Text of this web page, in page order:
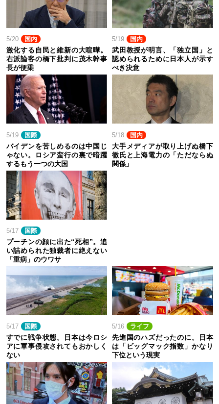
5/20 国内
激化する自民と維新の大喧嘩。
右派論客の橋下批判に茂木幹事
長が便乗
5/19 国内
武田教授が明言、「独立国」と
認められるために日本人が示す
べき決意
5/19 国際
バイデンを苦しめるのは中国じ
ゃない。ロシア蛮行の裏で暗躍
するもう一つの大国
5/18 国内
大手メディアが取り上げぬ橋下
徹氏と上海電力の「ただならぬ
関係」
5/17 国際
プーチンの顔に出た“死相”。追
い詰められた独裁者に絶えない
「重病」のウワサ
5/17 国際
すでに戦争状態。日本は今ロシ
アに軍事侵攻されてもおかしく
ない
5/16 ライフ
先進国のハズだったのに。日本
は「ビッグマック指数」かなり
下位という現実